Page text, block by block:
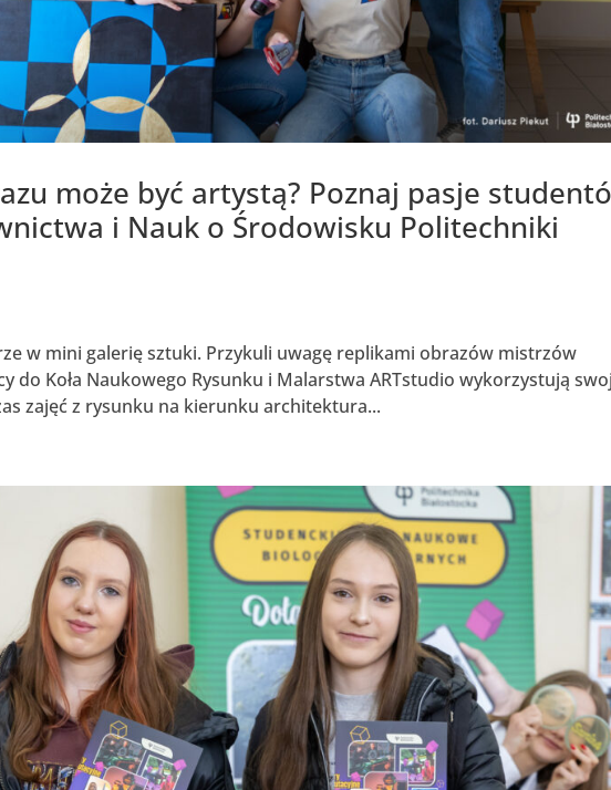
może być artystą? Poznaj pasje
i Nauk o Środowisku Politechniki
w mini galerię sztuki. Przykuli uwagę replikami obrazów mistrzów
do Koła Naukowego Rysunku i Malarstwa ARTstudio wykorzystują
zajęć z rysunku na kierunku architektura...